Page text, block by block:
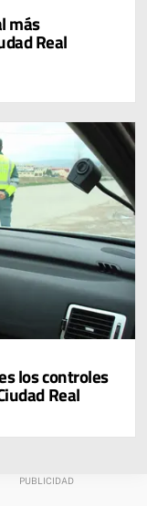
más
Real
los controles
Real